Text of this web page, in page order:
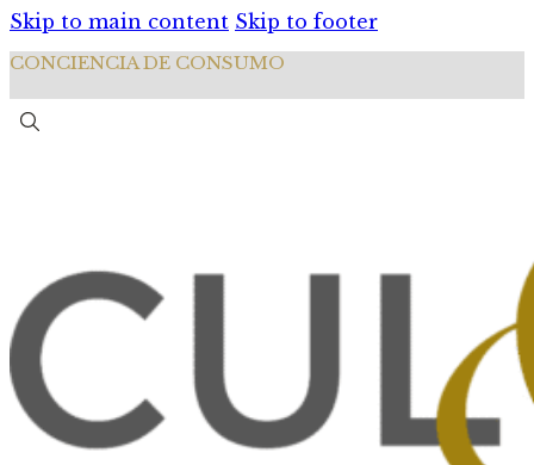
Skip to main content Skip to footer
CONCIENCIA DE CONSUMO